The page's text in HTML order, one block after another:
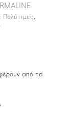
Πολύτιμες,
από τα